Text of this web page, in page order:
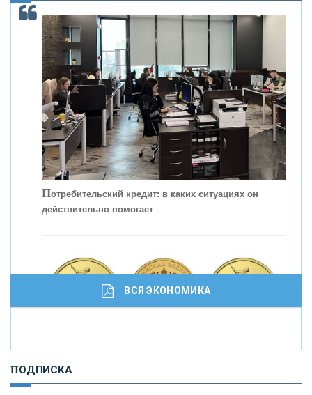
Скорость - один из главных трендов в
кредитовании бизнеса - «Интервью»
Потребительский кредит: в каких ситуациях он
действительно помогает
И
сохранения и увеличения капитала
ВСЯ ЭКОНОМИКА
ПОДПИСКА